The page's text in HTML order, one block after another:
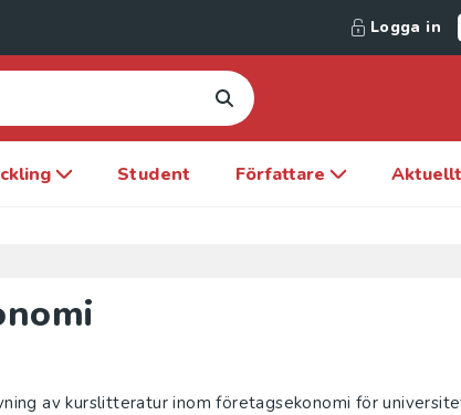
Logga in
Student Författare Aktuellt
av kurslitteratur inom företagsekonomi för